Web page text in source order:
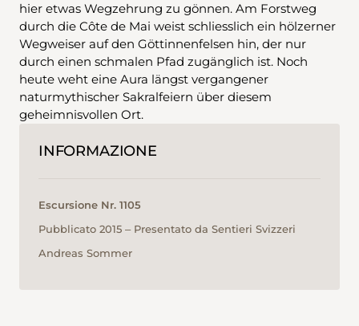
hier etwas Wegzehrung zu gönnen. Am Forstweg
durch die Côte de Mai weist schliesslich ein hölzerner
Wegweiser auf den Göttinnenfelsen hin, der nur
durch einen schmalen Pfad zugänglich ist. Noch
heute weht eine Aura längst vergangener
naturmythischer Sakralfeiern über diesem
geheimnisvollen Ort.
INFORMAZIONE
Escursione Nr. 1105
Pubblicato 2015 ‒ Presentato da Sentieri Svizzeri
Andreas Sommer